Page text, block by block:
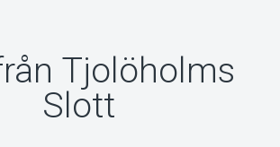
Tjolöholms
Slott